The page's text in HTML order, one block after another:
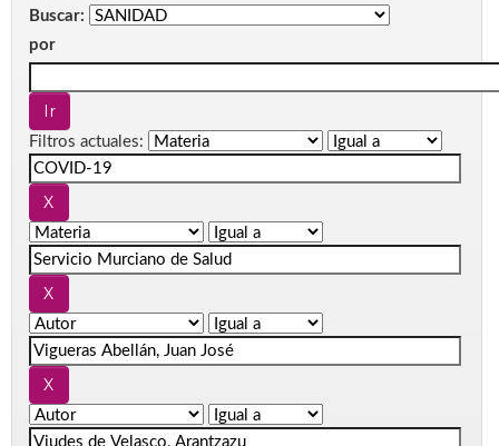
Buscar:
por
Filtros actuales: